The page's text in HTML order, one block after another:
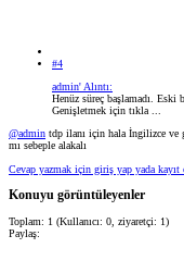
#4
admin' Alıntı:
Henüz süreç başlamadı. Eski
Genişletmek için tıkla ...
@admin tdp ilanı için hala İngilizce ve
mı sebeple alakalı
Cevap yazmak için giriş yap yada kayıt
Konuyu görüntüleyenler
Toplam: 1 (Kullanıcı: 0, ziyaretçi: 1)
Paylaş: